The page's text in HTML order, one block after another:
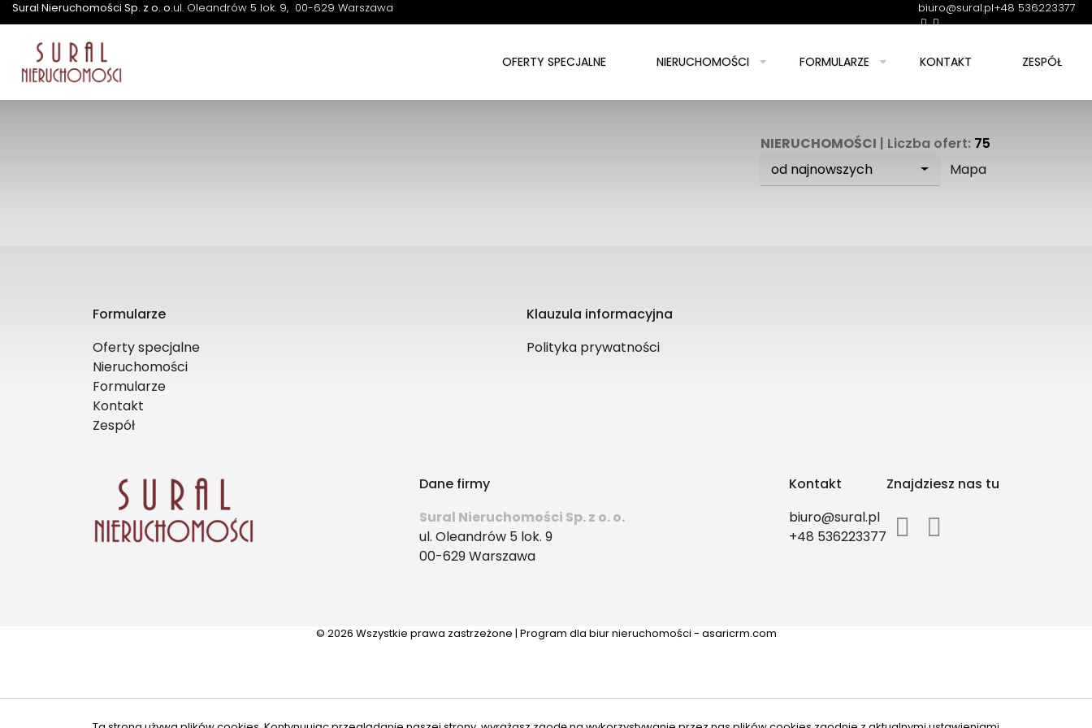
Sural Nieruchomości Sp. z o. o.ul. Oleandrów 5 lok. 9 00-629 Warszawa biuro@sural.pl+48 536223377
OFERTY SPECJALNE NIERUCHOMOŚCI FORMULARZE KONTAKT ZESPÓŁ
Piętro…
Przystosowane dla niepełnosprawnych
NIERUCHOMOŚCI | Liczba ofert: 75
od najnowszych
Mapa
Formularze
Oferty specjalne
Nieruchomości
Formularze
Kontakt
Zespół
Klauzula informacyjna
Polityka prywatności
Dane firmy
Sural Nieruchomości Sp. z o. o.
ul. Oleandrów 5 lok. 9
00-629 Warszawa
Kontakt
biuro@sural.pl
+48 536223377
Znajdziesz nas tu
© 2026 Wszystkie prawa zastrzeżone | Program dla biur nieruchomości - asaricrm.com